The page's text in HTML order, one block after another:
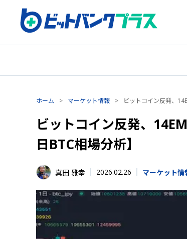
ホーム > マーケット情報 > ビットコイン反発、
ビットコイン反発、
日BTC相場分析】
真田 雅幸 2026.02.26 マーケット情